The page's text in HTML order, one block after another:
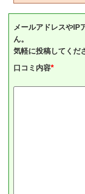
メールアドレスやIP
ん。
気軽に投稿してくだ
口コミ内容*